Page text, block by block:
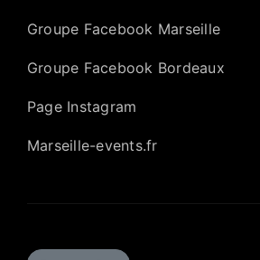
Groupe Facebook Marseille
Groupe Facebook Bordeaux
Page Instagram
Marseille-events.fr